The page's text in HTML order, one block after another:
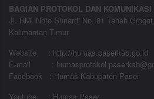
BAGIAN PROTOKOL DAN
Jl. RM. Noto Sunardi No. 01 Tanah
Kalimantan Timur
Website
: http://humas.paserkab.go.id
E-mail :
Facebook : Humas Kabupaten Paser
Youtube : Humas Paser